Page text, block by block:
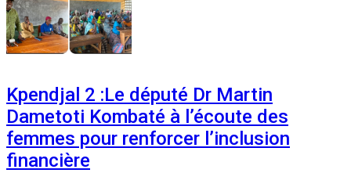
Kpendjal 2 :Le député Dr Martin
Dametoti Kombaté à l’écoute des
femmes pour renforcer l’inclusion
financière